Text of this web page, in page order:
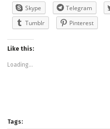
Skype
Telegram
Tumblr
Pinterest
Like this:
Loading...
Tags: